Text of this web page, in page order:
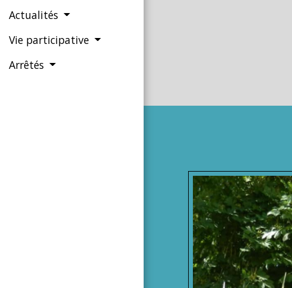
Actualités
Vie participative
Arrêtés